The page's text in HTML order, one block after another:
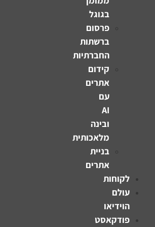
בגוגל
פרסום
ברשתות
החברתיות
קידום
אתרים
עם
AI
ובינה
מלאכותית
בניית
אתרים
לקוחות
עולם
הוידיאו
פודקאסט